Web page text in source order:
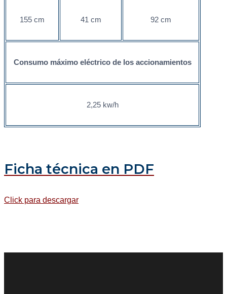
155 cm 41 cm 92 cm
Consumo máximo eléctrico de los accionamientos
2,25 kw/h
Ficha técnica en PDF
Click para descargar